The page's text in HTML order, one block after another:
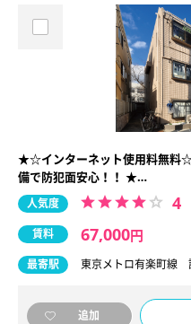
★☆インターネット使用料無料
備で防犯面安心！！ ★…
人気度 4
賃料 67,000円
最寄駅 東京メトロ有楽町
追加